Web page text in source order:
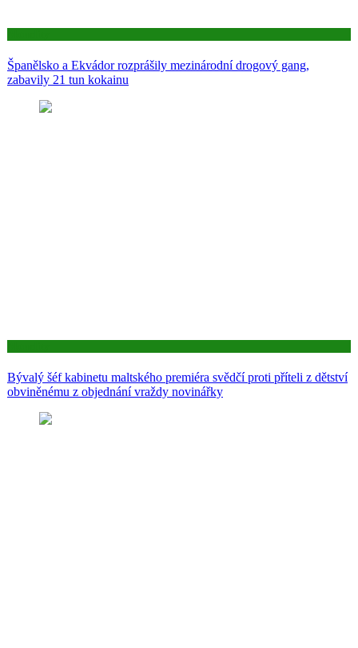
Španělsko a Ekvádor rozprášily mezinárodní drogový gang,
zabavily 21 tun kokainu
Bývalý šéf kabinetu maltského premiéra svědčí proti příteli z dětství
obviněnému z objednání vraždy novinářky